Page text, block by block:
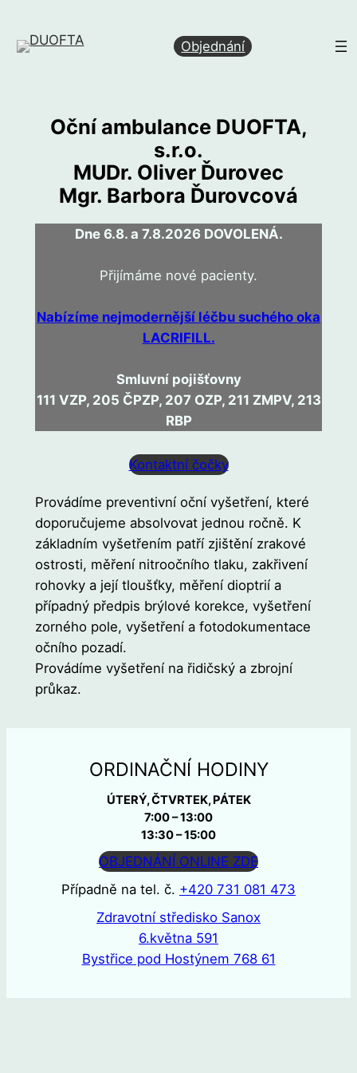
na
obsah
Objednání
Oční ambulance DUOFTA,
s.r.o.
MUDr. Oliver Ďurovec
Mgr. Barbora Ďurovcová
Dne 6.8. a 7.8.2026 DOVOLENÁ.
Přijímáme nové pacienty.
Nabízíme nejmodernější léčbu suchého oka
LACRIFILL.
Smluvní pojišťovny
111 VZP, 205 ČPZP, 207 OZP, 211 ZMPV, 213
RBP
Kontaktní čočky
Provádíme preventivní oční vyšetření, které
doporučujeme absolvovat jednou ročně. K
základním vyšetřením patří zjištění zrakové
ostrosti, měření nitroočního tlaku, zakřivení
rohovky a její tloušťky, měření dioptrií a
případný předpis brýlové korekce, vyšetření
zorného pole, vyšetření a fotodokumentace
očního pozadí.
Provádíme vyšetření na řidičský a zbrojní
průkaz.
ORDINAČNÍ HODINY
ÚTERÝ, ČTVRTEK, PÁTEK
7:00 – 13:00
13:30 – 15:00
OBJEDNÁNÍ ONLINE ZDE
Případně na tel. č. +420 731 081 473
Zdravotní středisko Sanox
6.května 591
Bystřice pod Hostýnem 768 61